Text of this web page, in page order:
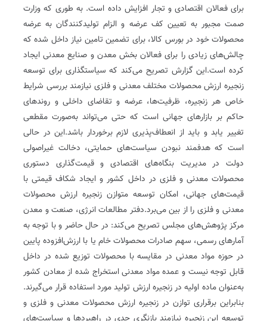
برای فعالان اقتصادی و تجار افزایش داده است. به ‌طوری ‌که وزارت
صمت مجبور به تعیین کف عرضه و الزام تولیدکنندگان به عرضه
محصولات خود در بورس کالا، برای تضمین تامین نیاز داخل شده که
چالش‌های زیادی را برای فعالان بخش معدن و صنایع معدنی ایجاد
کرده است.این گزارش تصریح می‌کند که سیاستگذاری برای توسعه
زنجیره ارزش محصولات مختلف معدنی و فلزی نیازمند بررسی شرایط
خاص هر زنجیره، ظرفیت‌ها، عرضه و تقاضای داخلی و روندهای
حاکم بر بازارهای جهانی است که حتی می‌تواند به‌صورت مقطعی
تغییر یابد و باید از انعطاف‌پذیری لازم برخوردار باشد.این در حالی
است که هدفمند نبودن سیاست‌های حمایتی، دخالت غیراصولی
دولت در مدیریت بنگاه‌های اقتصادی و قیمت‌گذاری دستوری
محصولات معدنی و فلزی در داخل کشور و ایجاد شکاف قیمتی با
قیمت‌های جهانی، امکان توسعه متوازن زنجیره ارزش محصولات
معدنی و فلزی را از بین می‌برد.دفتر مطالعات انرژی، صنعت و معدن
مرکز پژوهش‌های مجلس تصریح می‌کند: در حال حاضر و با توجه به
آمارهای رسمی، سهم صادرات محصولات خام یا با ارزش‌افزوده پایین
در حوزه مواد معدنی در مقایسه با محصولات توزیع شده در داخل
قابل توجه نیست و عمده مواد معدنی استخراج شده از معادن کشور
به‌عنوان ماده اولیه در زنجیره ارزش تولید مورد استفاده قرار می‌گیرند.
بنابراین برقراری توازن در زنجیره ارزش محصولات معدنی و فلزی و